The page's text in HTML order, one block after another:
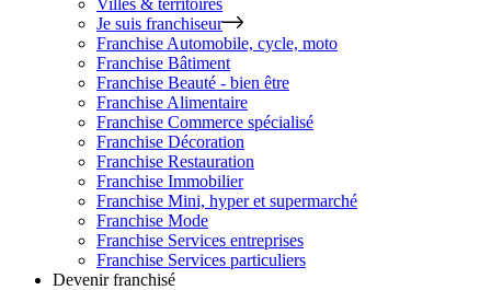
Je suis franchiseur
Franchise Automobile, cycle, moto
Franchise Bâtiment
Franchise Beauté - bien être
Franchise Alimentaire
Franchise Commerce spécialisé
Franchise Décoration
Franchise Restauration
Franchise Immobilier
Franchise Mini, hyper et supermarché
Franchise Mode
Franchise Services entreprises
Franchise Services particuliers
Devenir franchisé